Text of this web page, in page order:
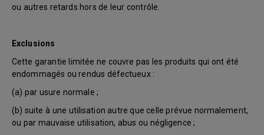
ou autres retards hors de leur contrôle.
Exclusions
Cette garantie limitée ne couvre pas les produits qui ont été
endommagés ou rendus défectueux :
(a) par usure normale ;
(b) suite à une utilisation autre que celle prévue normalement,
ou par mauvaise utilisation, abus ou négligence ;